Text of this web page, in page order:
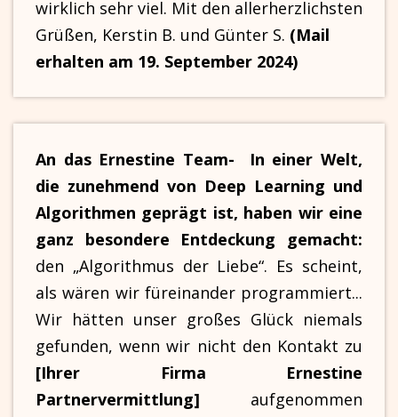
wirklich sehr viel. Mit den allerherzlichsten
Grüßen, Kerstin B. und Günter S. (Mail
erhalten am 19. September 2024)
An das Ernestine Team- In einer Welt,
die zunehmend von Deep Learning und
Algorithmen geprägt ist, haben wir eine
ganz besondere Entdeckung gemacht:
den „Algorithmus der Liebe“. Es scheint,
als wären wir füreinander programmiert...
Wir hätten unser großes Glück niemals
gefunden, wenn wir nicht den Kontakt zu
[Ihrer Firma Ernestine
Partnervermittlung] aufgenommen